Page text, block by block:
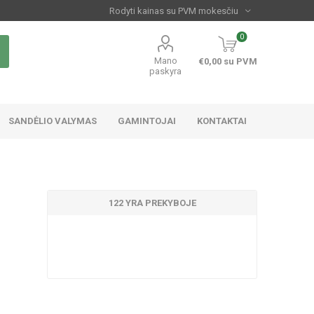
Mano
paskyra
0
€0,00 su PVM
SANDĖLIO VALYMAS GAMINTOJAI KONTAKTAI
122 YRA PREKYBOJE